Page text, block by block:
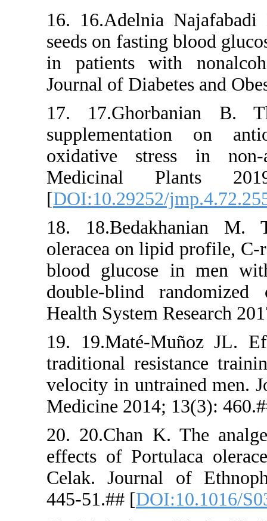
16.
seeds on
in
Journal of
17.
oxidative
[
18.
oleracea
blood
double-
Health
19.
traditional
velocity in
Medicine
20.
effects of
Celak.
445-51.## [